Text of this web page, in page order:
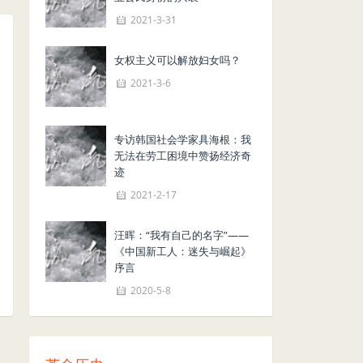
2021-3-31
女权主义可以解放妇女吗？
2021-3-6
专访韩国社会学家具海根：我
无法在劳工困境中赞扬经济奇
迹
2021-2-17
汪晖：“我有自己的名字”——
《中国新工人：迷失与崛起》
序言
2020-5-8